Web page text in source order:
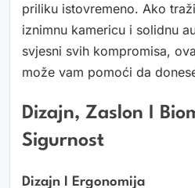
priliku istovremeno. Ako
iznimnu kamericu i solidnu
svjesni svih kompromisa,
može vam pomoći da
Dizajn, Zaslon I
Sigurnost
Dizajn I Ergonomija